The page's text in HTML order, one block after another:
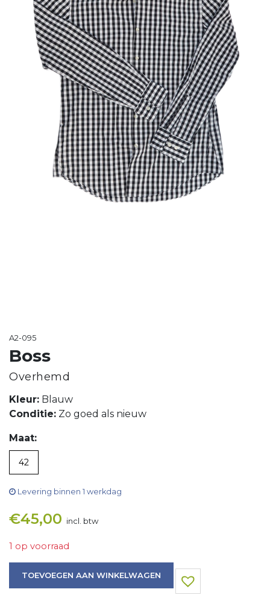
A2-095
Boss
Overhemd
Kleur: Blauw
Conditie: Zo goed als nieuw
Maat:
42
Levering binnen 1 werkdag
€45,00 incl. btw
1 op voorraad
TOEVOEGEN AAN WINKELWAGEN